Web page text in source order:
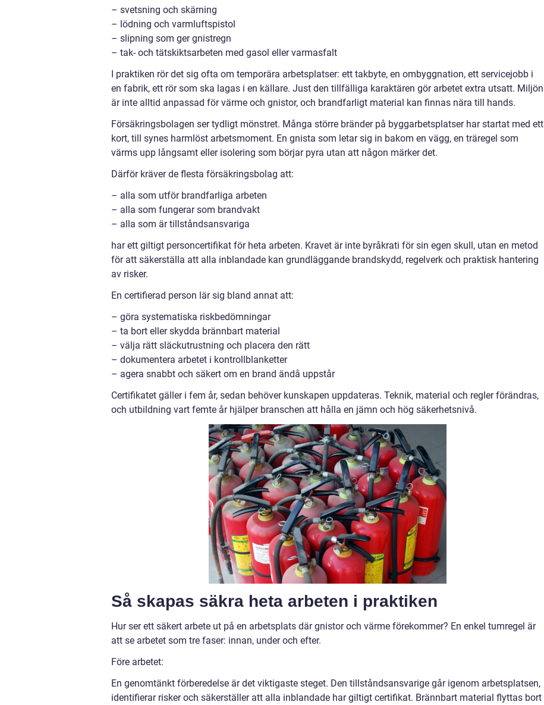
– svetsning och skärning
– lödning och varmluftspistol
– slipning som ger gnistregn
– tak- och tätskiktsarbeten med gasol eller varmasfalt
I praktiken rör det sig ofta om temporära arbetsplatser: ett takbyte, en ombyggnation, ett servicejobb i
en fabrik, ett rör som ska lagas i en källare. Just den tillfälliga karaktären gör arbetet extra utsatt. Miljön
är inte alltid anpassad för värme och gnistor, och brandfarligt material kan finnas nära till hands.
Försäkringsbolagen ser tydligt mönstret. Många större bränder på byggarbetsplatser har startat med ett
kort, till synes harmlöst arbetsmoment. En gnista som letar sig in bakom en vägg, en träregel som
värms upp långsamt eller isolering som börjar pyra utan att någon märker det.
Därför kräver de flesta försäkringsbolag att:
– alla som utför brandfarliga arbeten
– alla som fungerar som brandvakt
– alla som är tillståndsansvariga
har ett giltigt personcertifikat för heta arbeten. Kravet är inte byråkrati för sin egen skull, utan en metod
för att säkerställa att alla inblandade kan grundläggande brandskydd, regelverk och praktisk hantering
av risker.
En certifierad person lär sig bland annat att:
– göra systematiska riskbedömningar
– ta bort eller skydda brännbart material
– välja rätt släckutrustning och placera den rätt
– dokumentera arbetet i kontrollblanketter
– agera snabbt och säkert om en brand ändå uppstår
Certifikatet gäller i fem år, sedan behöver kunskapen uppdateras. Teknik, material och regler förändras,
och utbildning vart femte år hjälper branschen att hålla en jämn och hög säkerhetsnivå.
Så skapas säkra heta arbeten i praktiken
Hur ser ett säkert arbete ut på en arbetsplats där gnistor och värme förekommer? En enkel tumregel är
att se arbetet som tre faser: innan, under och efter.
Före arbetet:
En genomtänkt förberedelse är det viktigaste steget. Den tillståndsansvarige går igenom arbetsplatsen,
identifierar risker och säkerställer att alla inblandade har giltigt certifikat. Brännbart material flyttas bort